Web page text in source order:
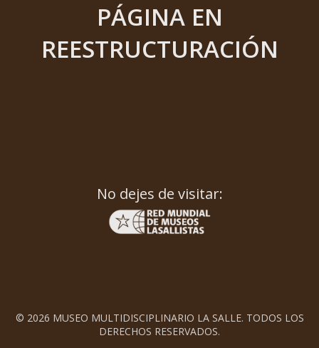
PÁGINA EN
REESTRUCTURACIÓN
No dejes de visitar:
© 2026 MUSEO MULTIDISCIPLINARIO LA SALLE. TODOS LOS
DERECHOS RESERVADOS.